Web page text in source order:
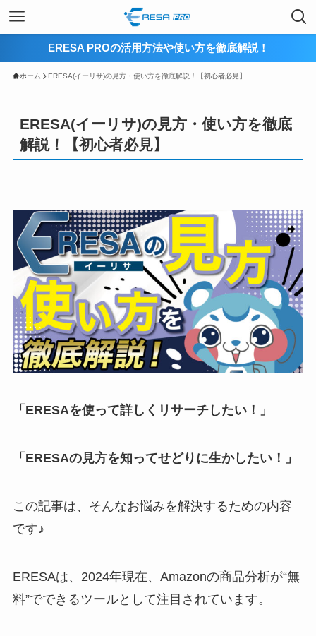
ERESA PROの活用方法や使い方を徹底解説！
ホーム ERESA(イーリサ)の見方・使い方を徹底解説！【初心者必見】
ERESA(イーリサ)の見方・使い方を徹底
解説！【初心者必見】
「ERESAを使って詳しくリサーチしたい！」
「ERESAの見方を知ってせどりに生かしたい！」
この記事は、そんなお悩みを解決するための内容
です♪
ERESAは、2024年現在、Amazonの商品分析が“無
料”でできるツールとして注目されています。